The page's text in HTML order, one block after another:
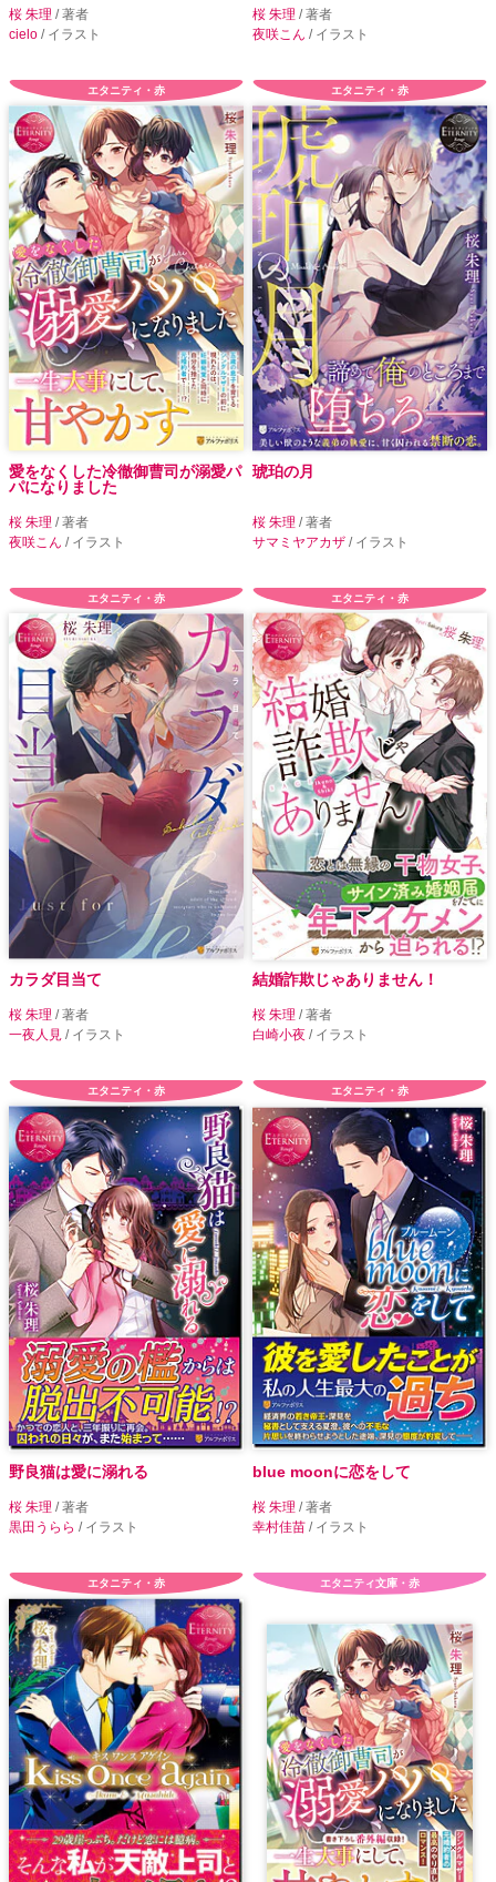
桜 朱理 / 著者
cielo / イラスト
桜 朱理 / 著者
夜咲こん / イラスト
エタニティ・赤
愛をなくした冷徹御曹司が溺愛パ
パになりました
桜 朱理 / 著者
夜咲こん / イラスト
エタニティ・赤
琥珀の月
桜 朱理 / 著者
サマミヤアカザ / イラスト
エタニティ・赤
カラダ目当て
桜 朱理 / 著者
一夜人見 / イラスト
エタニティ・赤
結婚詐欺じゃありません！
桜 朱理 / 著者
白崎小夜 / イラスト
エタニティ・赤
野良猫は愛に溺れる
桜 朱理 / 著者
黒田うらら / イラスト
エタニティ・赤
blue moonに恋をして
桜 朱理 / 著者
幸村佳苗 / イラスト
エタニティ・赤 エタニティ文庫・赤